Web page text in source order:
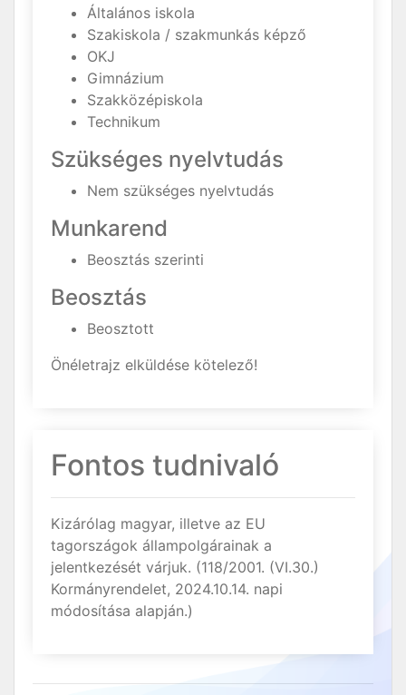
Általános iskola
Szakiskola / szakmunkás képző
OKJ
Gimnázium
Szakközépiskola
Technikum
Szükséges nyelvtudás
Nem szükséges nyelvtudás
Munkarend
Beosztás szerinti
Beosztás
Beosztott
Önéletrajz elküldése kötelező!
Fontos tudnivaló
Kizárólag magyar, illetve az EU
tagországok állampolgárainak a
jelentkezését várjuk. (118/2001. (VI.30.)
Kormányrendelet, 2024.10.14. napi
módosítása alapján.)